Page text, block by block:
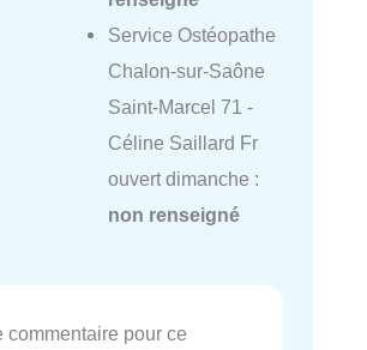
Service Ostéopathe
Chalon-sur-Saône
Saint-Marcel 71 -
Céline Saillard Fr
ouvert dimanche :
non renseigné
commentaire pour ce